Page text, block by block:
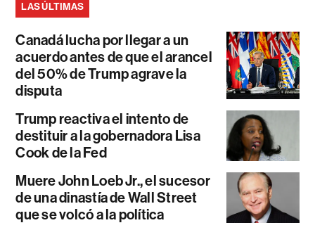
LAS ÚLTIMAS
Canadá lucha por llegar a un
acuerdo antes de que el arancel
del 50% de Trump agrave la
disputa
Trump reactiva el intento de
destituir a la gobernadora Lisa
Cook de la Fed
Muere John Loeb Jr., el sucesor
de una dinastía de Wall Street
que se volcó a la política